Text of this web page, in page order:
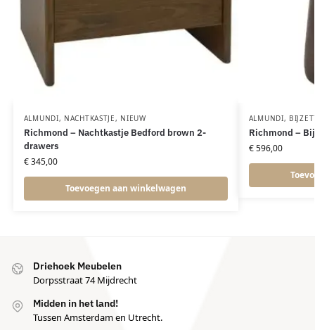
ALMUNDI, NACHTKASTJE, NIEUW
Richmond – Nachtkastje Bedford brown 2-
drawers
€345,00
Toevoegen aan winkelwagen
ALMUNDI,
Richmond –
€596,00
Driehoek Meubelen
Dorpsstraat 74 Mijdrecht
Midden in het land!
Tussen Amsterdam en Utrecht.